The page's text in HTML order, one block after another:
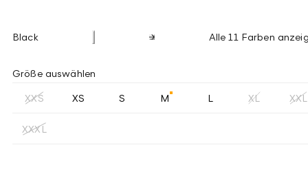
Black Alle 11 Farben
Größe auswählen
XXS XS S M L XL XXL
XXXL